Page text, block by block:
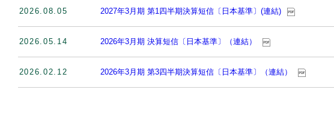
2026.08.05 2027年3月期 第1四半期決算短信〔日本基準〕(連結)
2026.05.14 2026年3月期 決算短信〔日本基準〕（連結）
2026.02.12 2026年3月期 第3四半期決算短信〔日本基準〕（連結）